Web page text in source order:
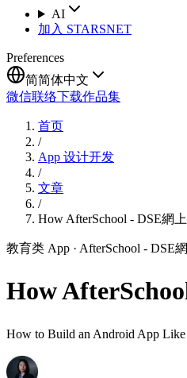
AI
加入 STARSNET
Preferences
简简体中文
微信联络下载作品集
首页
/
App 设计开发
/
文章
/
How AfterSchool - DSE網
教育类 App · AfterSchool - DSE
How
How to Build an Android App